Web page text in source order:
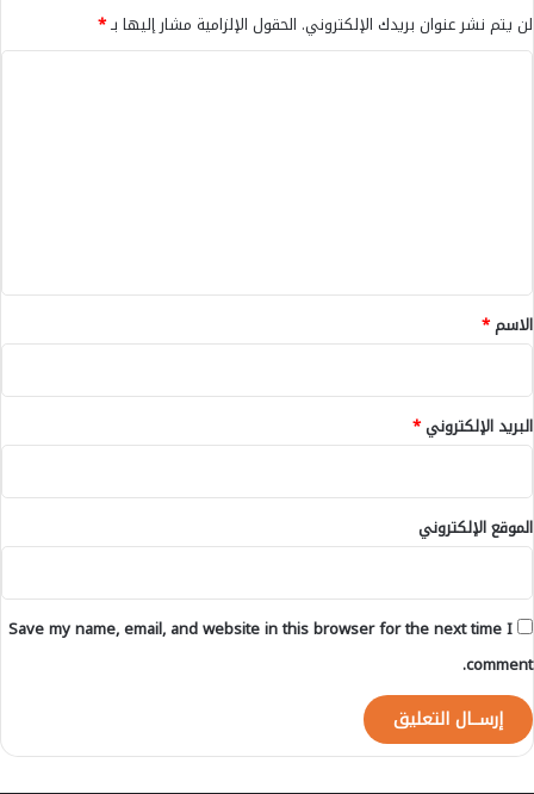
أ
م
ن
ن
لن يتم نشر عنوان بريدك الإلكتروني. الحقول الإلزامية مشار إليها بـ*
*
الاسم*
البريد الإلكتروني*
الموقع الإلكتروني
Save my name, email, and website in this browser for the next time I
comment.